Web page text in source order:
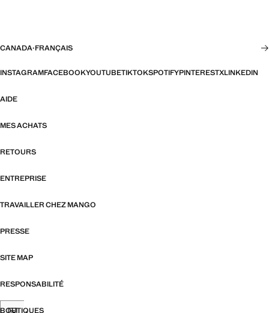
CANADA·FRANÇAIS
INSTAGRAMFACEBOOKYOUTUBETIKTOKSPOTIFYPINTERESTXLINKEDIN
AIDE
MES ACHATS
RETOURS
ENTREPRISE
TRAVAILLER CHEZ MANGO
PRESSE
SITE MAP
RESPONSABILITÉ
BOUTIQUES